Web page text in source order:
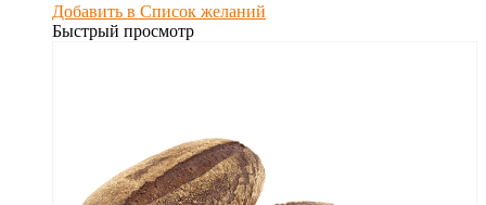
Добавить в Список желаний
Быстрый просмотр